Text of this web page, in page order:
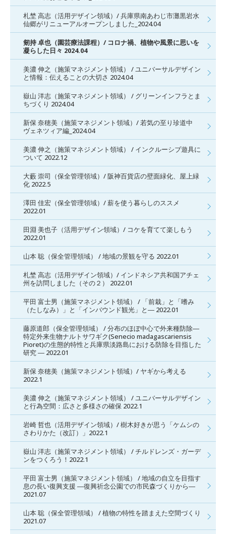
札埜 高志（活用デザイン領域）/ 兵庫県南あわじ市灘黒岩水
仙郷がリニューアルオープンしました_2024.04
剱持 卓也（園芸療法課程）/ コロナ禍、植物や風景に思いを
凝らした日々 2024.04
美濃 伸之（施策マネジメント領域） / ユニバーサルデザイン
と情報：伝えることの大切さ 2024.04
嶽山 洋志（施策マネジメント領域） / グリーンインフラとま
ちづくり 2024.04
新保 奈穂美（施策マネジメント領域）/ 若気の至り珍道中
ヴェネツィア編_2024.04
美濃 伸之（施策マネジメント領域） / インクルーシブ遊具に
ついて 2022.12
大藪 崇司（保全管理領域）/ 阪神百貨店の壁面緑化、屋上緑
化 2022.5
澤田 佳宏（保全管理領域）/ 薪を使う暮らしのススメ
2022.01
田淵 美也子（活用デザイン領域）/ コケを育てて楽しもう
2022.01
山本 聡（保全管理領域） / 地域の景観を守る 2022.01
札埜 高志（活用デザイン領域）/ インドネシア共和国アチェ
州を訪問しました（その２） 2022.01
平田 富士男（施策マネジメント領域） / 「前栽」と「嗜み
（たしなみ）」と「インバウンド観光」と― 2022.01
藤原道郎（保全管理領域） / 分布のほぼ中心で外来種防除―
特定外来生物ナルトサワギク(Senecio madagascariensis
Pioret)の生態的特性と兵庫県淡路島における防除を目指した
研究 ― 2022.01
新保 奈穂美（施策マネジメント領域）/ ヤギから考える
2022.1
美濃 伸之（施策マネジメント領域） / ユニバーサルデザイン
と行為空間：広さと多様さの確保 2022.1
岩崎 哲也（活用デザイン領域）/ 樹木好きが思う「ケムシの
さわりかた（改訂）」2022.1
嶽山 洋志（施策マネジメント領域） / チルドレンズ・ガーデ
ンをつくろう！2022.1
平田 富士男（施策マネジメント領域） / 地域の自立を目指す
息の長い復興支援 ―復興祈念公園での市民森づくりから―
2021.07
山本 聡（保全管理領域） / 植物の特性を踏まえた空間づくり
2021.07